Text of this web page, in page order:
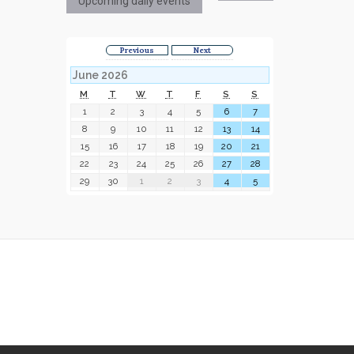
Previous Next
June 2026
M T W T F S
S
1
2 3 4 5 6
7
8
9 10 11 12 13
14
15
16 17 18 19 20
21
22
23 24 25 26 27
28
29
30 1 2 3 4 5